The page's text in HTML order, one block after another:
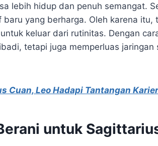
lebih hidup dan penuh semangat.
yang berharga. Oleh karena itu,
keluar dari rutinitas. Dengan
tetapi juga memperluas jaringan
Cuan, Leo Hadapi Tantangan Karier
untuk